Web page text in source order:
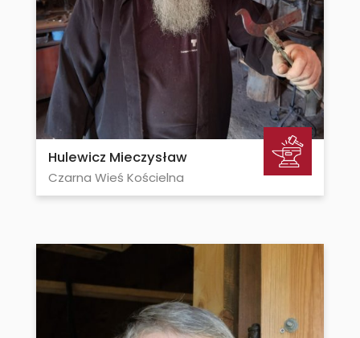
Hulewicz Mieczysław
Czarna Wieś Kościelna